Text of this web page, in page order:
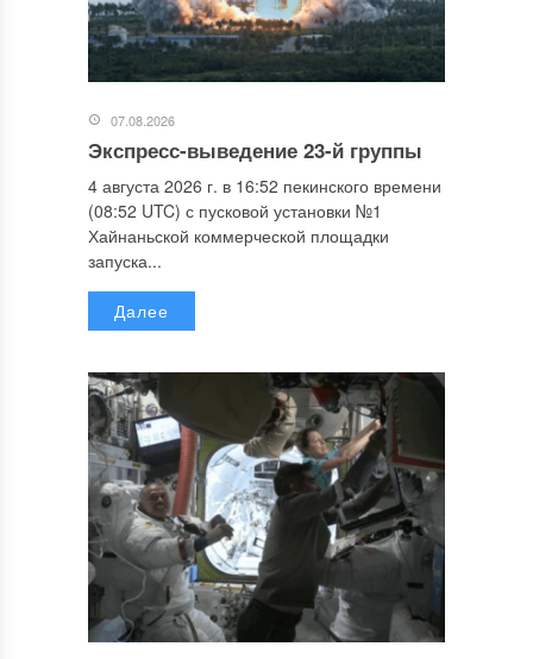
07.08.2026
Экспресс-выведение 23-й группы
4 августа 2026 г. в 16:52 пекинского времени
(08:52 UTC) с пусковой установки №1
Хайнаньской коммерческой площадки
запуска...
Далее